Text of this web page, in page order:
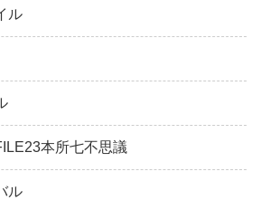
ル
本所七不思議
ル